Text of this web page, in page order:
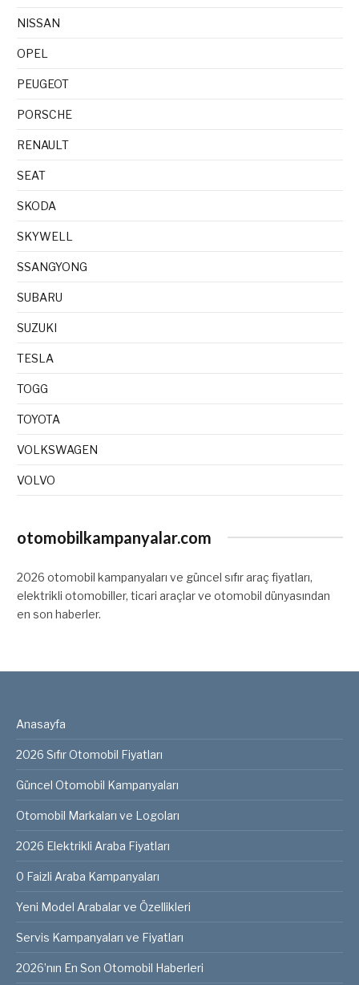
NISSAN
OPEL
PEUGEOT
PORSCHE
RENAULT
SEAT
SKODA
SKYWELL
SSANGYONG
SUBARU
SUZUKI
TESLA
TOGG
TOYOTA
VOLKSWAGEN
VOLVO
otomobilkampanyalar.com
2026 otomobil kampanyaları ve güncel sıfır araç fiyatları,
elektrikli otomobiller, ticari araçlar ve otomobil dünyasından
en son haberler.
Anasayfa
2026 Sıfır Otomobil Fiyatları
Güncel Otomobil Kampanyaları
Otomobil Markaları ve Logoları
2026 Elektrikli Araba Fiyatları
0 Faizli Araba Kampanyaları
Yeni Model Arabalar ve Özellikleri
Servis Kampanyaları ve Fiyatları
2026’nın En Son Otomobil Haberleri